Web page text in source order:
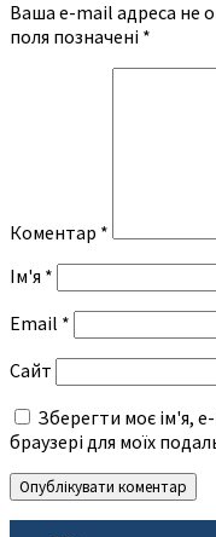
Ваша e-mail адреса не
поля позначені *
Коментар *
Ім'я *
Email *
Сайт
Зберегти моє ім'я,
браузері для моїх